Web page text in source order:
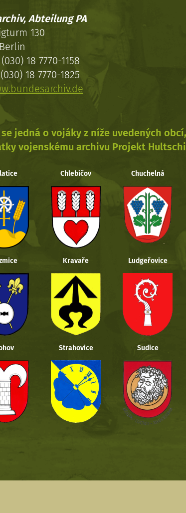
Abteilung PA
130
18 7770-1158
18 7770-1825
se jedná o vojáky z níže uvedených
vojenskému archivu Projekt
Chlebičov Chuchelná
Kravaře Ludgeřovice
Strahovice Sudice